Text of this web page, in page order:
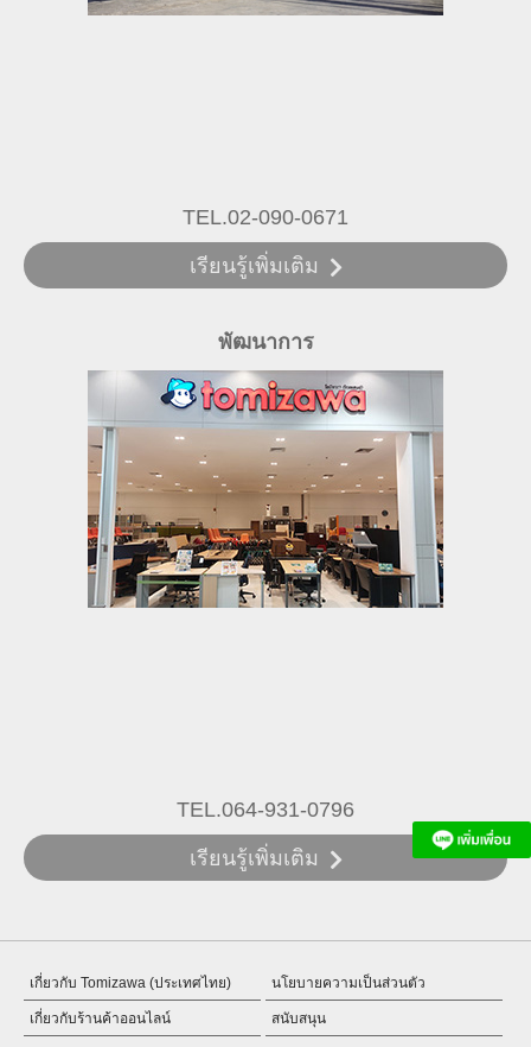
TEL.02-090-0671
เรียนรู้เพิ่มเติม
พัฒนาการ
TEL.064-931-0796
เรียนรู้เพิ่มเติม
เกี่ยวกับ Tomizawa (ประเทศไทย) นโยบายความเป็นส่วนตัว
เกี่ยวกับร้านค้าออนไลน์ สนับสนุน